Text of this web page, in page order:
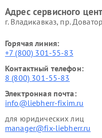
Адрес сервисного
г. Владикавказ, пр.
Горячая линия:
+7 (800) 301-55-83
Контактный телефон:
8 (800) 301-55-83
Электронная почта:
info@liebherr-fixim.ru
для юридических лиц
manager@fix-liebherr.ru